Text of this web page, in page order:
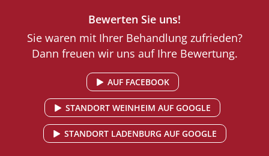
Bewerten Sie uns!
Sie waren mit Ihrer Behandlung zufrieden?
Dann freuen wir uns auf Ihre Bewertung.
AUF FACEBOOK
STANDORT WEINHEIM AUF GOOGLE
STANDORT LADENBURG AUF GOOGLE